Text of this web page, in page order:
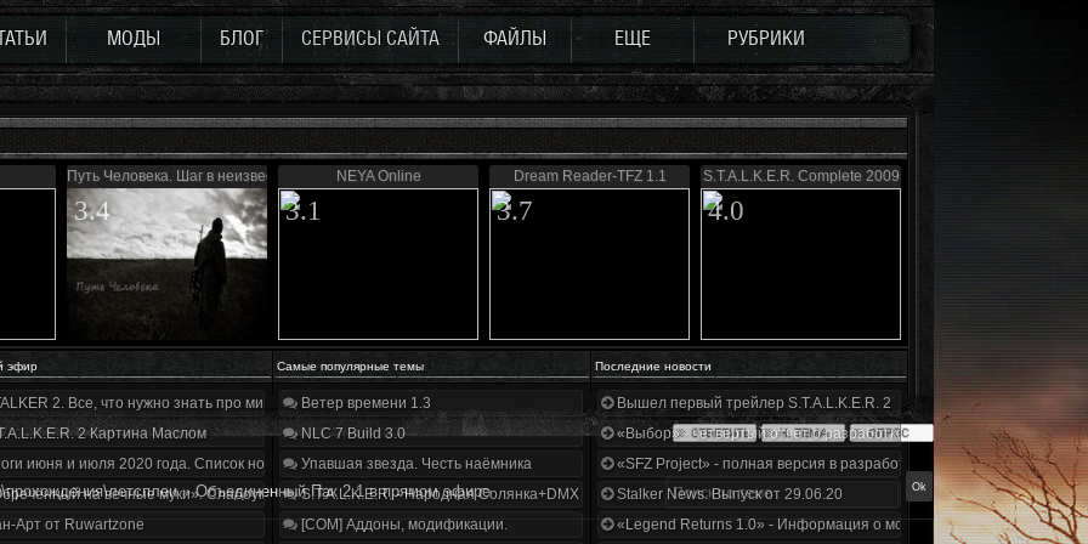
МОДЫ БЛОГ СЕРВИСЫ САЙТА ФАЙЛЫ ЕЩЕ РУБРИКИ
Путь Человека. Шаг в неизвестность. Дежавю
3.4
NEYA Online
3.1
Dream Reader-TFZ 1.1
3.7
S.T.A.L.K.E.R. Complete 2009
4.0
эфир Самые популярные темы Последние новости
2. Все, что нужно знать про мир, геймплей и сюжет | Разбор трейлера
2 Картина Маслом
июня и июля 2020 года. Список нововведений
на вечные муки». Слабоумие и отвага
Арт от Ruwartzone
Ветер времени 1.3
NLC 7 Build 3.0
Упавшая звезда. Честь наёмника
S.T.A.L.K.E.R. - Народная Солянка+DMX 1.3.5.ООП.МА.К.
[COM] Аддоны, модификации.
Вышел первый трейлер S.T.A.L.K.E.R. 2
«Выбор» - четвертый отчет о разработке!
«SFZ Project» - полная версия в разработке!
Stalker News. Выпуск от 29.06.20
«Legend Returns 1.0» - Информация о моде за июнь 2020
» Объединенный Пак 2.1 в прямом эфире